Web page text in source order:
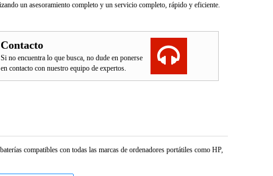
un asesoramiento completo y un servicio completo, rápido y eficiente.
Contacto
Si no encuentra lo que busca, no dude en ponerse
en contacto con nuestro equipo de expertos.
compatibles con todas las marcas de ordenadores portátiles como HP,